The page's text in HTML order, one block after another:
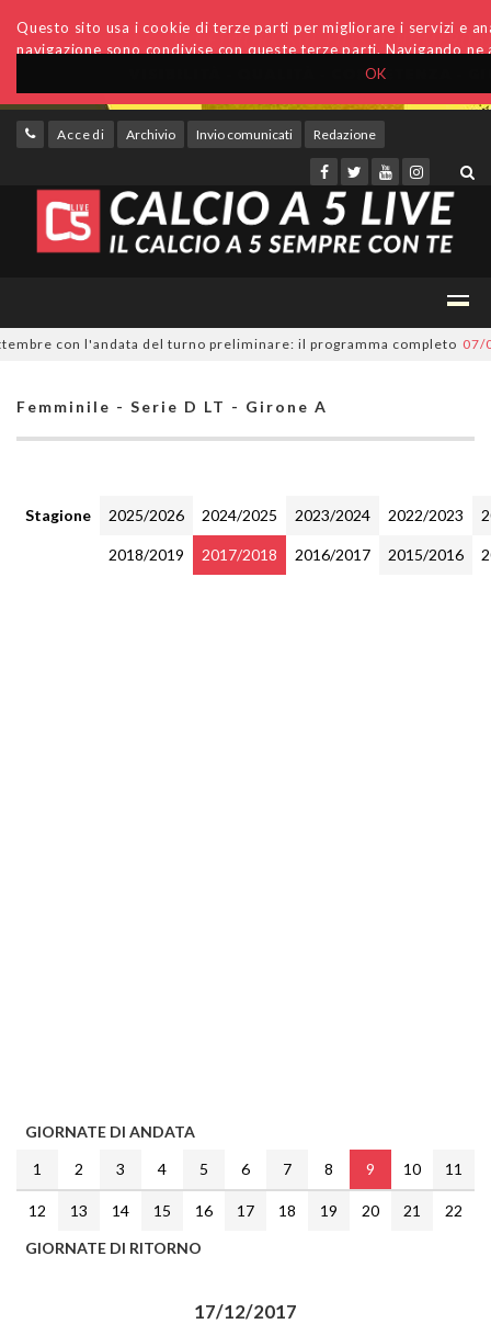
OK
Questo sito usa i cookie di terze parti per migliorare i servizi e
navigazione sono condivise con queste terze parti. Navigando
Accedi Archivio Invio comunicati Redazione
con l'andata del turno preliminare: il programma completo 07/08/
Femminile - Serie D LT - Girone A
Stagione 2025/2026 2024/2025 2023/2024 2022/2023
2018/2019 2017/2018 2016/2017 2015/2016
GIORNATE DI ANDATA
1
2 3 4 5 6 7 8 9 10 11
12 13 14 15 16 17 18 19 20 21
22
GIORNATE DI RITORNO
17/12/2017